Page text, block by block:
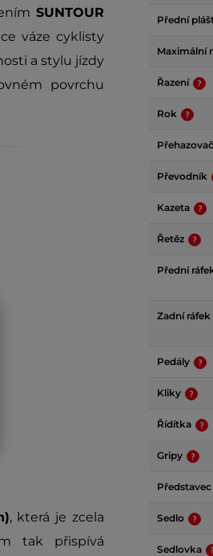
SUNTOUR
váze cyklisty
a stylu jízdy
povrchu
, která je zcela
tak přispívá
Přední
Maximální
Řazení
Rok
Převodník
Kazeta
Řetěz
Přední
Zadní ráfek
Pedály
Kliky
Řídítka
Gripy
Představec
Sedlo
Sedlovka